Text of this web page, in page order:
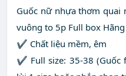
Guốc nữ nhựa thơm
vuông to 5p Full box
✔️ Chất liệu mềm, êm
✔️ Full size: 35-38 (Guốc